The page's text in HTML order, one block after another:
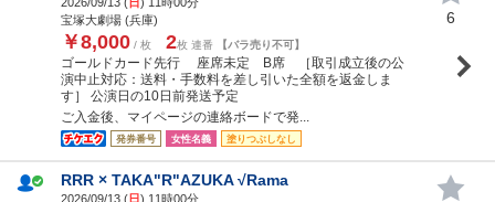
宝塚大劇場 (兵庫)
￥8,000 / 枚 2枚 連番 【バラ売り不可】
ゴールドカード先行 座席未定 B席 ［取引成立後の公
演中止対応：送料・手数料を差し引いた全額を返金しま
す］ 公演日の10日前発送予定
ご入金後、マイページの連絡ボードで発...
発券番号 女性名義 塗りつぶしなし
6
RRR × TAKA"R"AZUKA √Rama
2026/09/13 (日) 11時00分